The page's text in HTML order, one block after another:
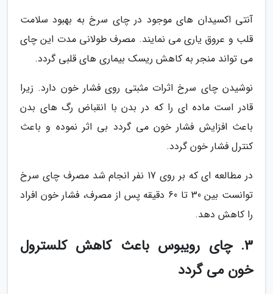
آنتی اکسیدان های موجود در چای سرخ به بهبود سلامت
قلب و عروق یاری می نمایند. مصرف طولانی مدت این چای
می تواند منجر به کاهش ریسک بیماری های قلبی گردد.
نوشیدن چای سرخ اثرات مثبتی روی فشار خون دارد. زیرا
قادر است ماده ای را که در بدن با انقباض رگ های بدن
باعث افزایش فشار خون می گردد بی اثر نموده و باعث
کنترل فشار خون گردد.
در مطالعه ای که بر روی 17 نفر انجام شد مصرف چای سرخ
توانست بین 30 تا 60 دقیقه پس از مصرف، فشار خون افراد
را کاهش دهد.
3. چای رویبوس باعث کاهش کلسترول
خون می گردد